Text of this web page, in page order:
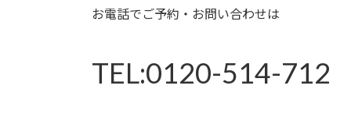
お電話でご予約・お問い合わせは
TEL:0120-514-712